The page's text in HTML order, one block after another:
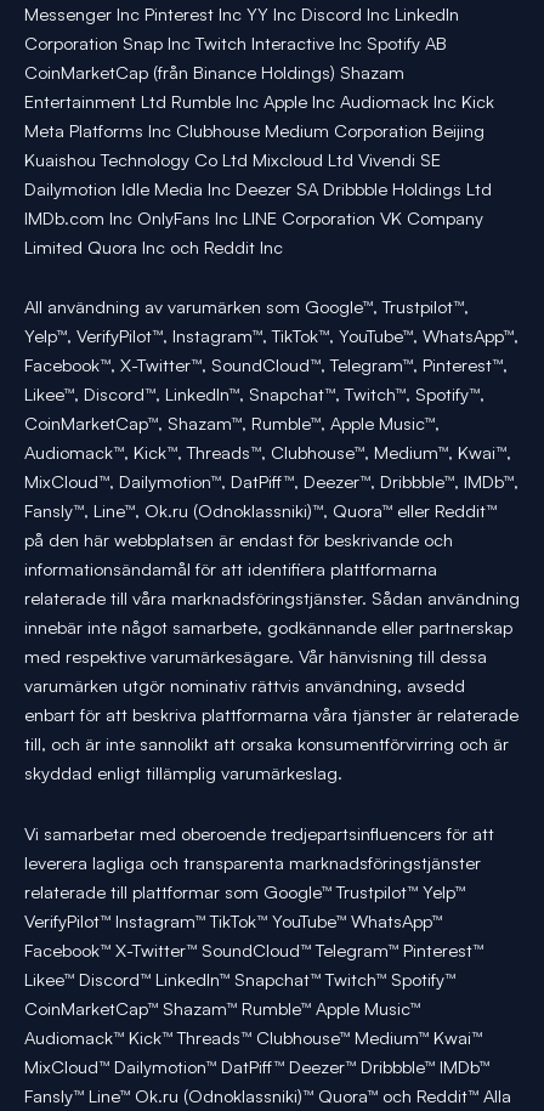
Messenger Inc Pinterest Inc YY Inc Discord Inc LinkedIn
Corporation Snap Inc Twitch Interactive Inc Spotify AB
CoinMarketCap (från Binance Holdings) Shazam
Entertainment Ltd Rumble Inc Apple Inc Audiomack Inc Kick
Meta Platforms Inc Clubhouse Medium Corporation Beijing
Kuaishou Technology Co Ltd Mixcloud Ltd Vivendi SE
Dailymotion Idle Media Inc Deezer SA Dribbble Holdings Ltd
IMDb.com Inc OnlyFans Inc LINE Corporation VK Company
Limited Quora Inc och Reddit Inc
All användning av varumärken som Google™, Trustpilot™,
Yelp™, VerifyPilot™, Instagram™, TikTok™, YouTube™, WhatsApp™,
Facebook™, X-Twitter™, SoundCloud™, Telegram™, Pinterest™,
Likee™, Discord™, LinkedIn™, Snapchat™, Twitch™, Spotify™,
CoinMarketCap™, Shazam™, Rumble™, Apple Music™,
Audiomack™, Kick™, Threads™, Clubhouse™, Medium™, Kwai™,
MixCloud™, Dailymotion™, DatPiff™, Deezer™, Dribbble™, IMDb™,
Fansly™, Line™, Ok.ru (Odnoklassniki)™, Quora™ eller Reddit™
på den här webbplatsen är endast för beskrivande och
informationsändamål för att identifiera plattformarna
relaterade till våra marknadsföringstjänster. Sådan användning
innebär inte något samarbete, godkännande eller partnerskap
med respektive varumärkesägare. Vår hänvisning till dessa
varumärken utgör nominativ rättvis användning, avsedd
enbart för att beskriva plattformarna våra tjänster är relaterade
till, och är inte sannolikt att orsaka konsumentförvirring och är
skyddad enligt tillämplig varumärkeslag.
Vi samarbetar med oberoende tredjepartsinfluencers för att
leverera lagliga och transparenta marknadsföringstjänster
relaterade till plattformar som Google™ Trustpilot™ Yelp™
VerifyPilot™ Instagram™ TikTok™ YouTube™ WhatsApp™
Facebook™ X-Twitter™ SoundCloud™ Telegram™ Pinterest™
Likee™ Discord™ LinkedIn™ Snapchat™ Twitch™ Spotify™
CoinMarketCap™ Shazam™ Rumble™ Apple Music™
Audiomack™ Kick™ Threads™ Clubhouse™ Medium™ Kwai™
MixCloud™ Dailymotion™ DatPiff™ Deezer™ Dribbble™ IMDb™
Fansly™ Line™ Ok.ru (Odnoklassniki)™ Quora™ och Reddit™ Alla